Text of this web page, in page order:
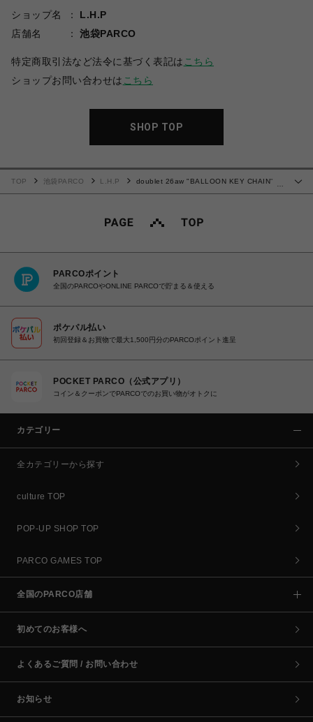
ショップ名
L.H.P
店舗名
池袋PARCO
特定商取引法など法令に基づく表記は こちら
ショップお問い合わせは こちら
SHOP TOP
…
TOP 池袋PARCO L.H.P
doublet 26aw "BALLOON KEY CHAIN"
PARCOポイント
全国のPARCOやONLINE PARCOで貯まる＆使える
ポケパル払い
初回登録＆お買物で最大1,500円分のPARCOポイント進呈
POCKET PARCO（公式アプリ）
コイン＆クーポンでPARCOでのお買い物がオトクに
カテゴリー
全カテゴリーから探す
culture TOP
POP-UP SHOP TOP
PARCO GAMES TOP
全国のPARCO店舗
初めてのお客様へ
よくあるご質問 / お問い合わせ
お知らせ